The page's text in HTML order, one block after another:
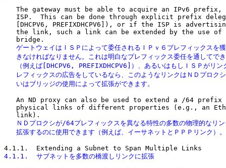
The gateway must be able to acquire an IPv6 prefix,
ISP.  This can be done through explicit prefix
[DHCPV6, PREFIXDHCPV6]), or if the ISP is
the link, such a link can be extended by the use of
ゲートウェイはＩＳＰによって委任されるＩＰｖ６プレフィックスを
きなければなりません。これは明白なプレフィックス委任を通してで
（例えば[DHCPV6, PREFIXDHCPV6]）、あるいはもしＩＳＰがリン
レフィックスの広告をしているなら、このようなリンクはＮＤプロク
   いはブリッジの使用によって拡張ができます。
An ND proxy can also be used to extend a /64 prefix
physical links of different properties (e.g., an
ＮＤプロクシが/64プレフィックスを異なる特性の多数の物理的なリ
   拡張するのに使用できます（例えば、イーサネットとＰＰＰリンク）。
4.1.1.  サブネットを多数の橋渡しリンクに拡張